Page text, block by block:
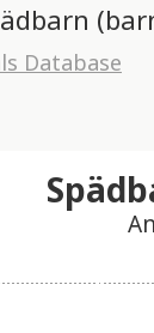
Database